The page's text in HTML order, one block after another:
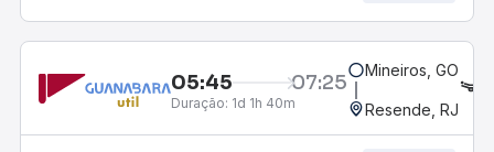
05:45 07:25
Duração: 1d 1h 40m
Mineiros, GO
Resende, RJ